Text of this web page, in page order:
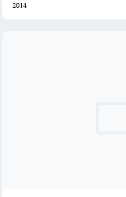
2014